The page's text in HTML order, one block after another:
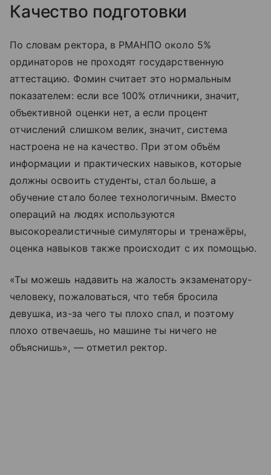
Качество подготовки
По словам ректора, в РМАНПО около 5%
ординаторов не проходят государственную
аттестацию. Фомин считает это нормальным
показателем: если все 100% отличники, значит,
объективной оценки нет, а если процент
отчислений слишком велик, значит, система
настроена не на качество. При этом объём
информации и практических навыков, которые
должны освоить студенты, стал больше, а
обучение стало более технологичным. Вместо
операций на людях используются
высокореалистичные симуляторы и тренажёры,
оценка навыков также происходит с их помощью.
«Ты можешь надавить на жалость экзаменатору-
человеку, пожаловаться, что тебя бросила
девушка, из-за чего ты плохо спал, и поэтому
плохо отвечаешь, но машине ты ничего не
объяснишь», — отметил ректор.